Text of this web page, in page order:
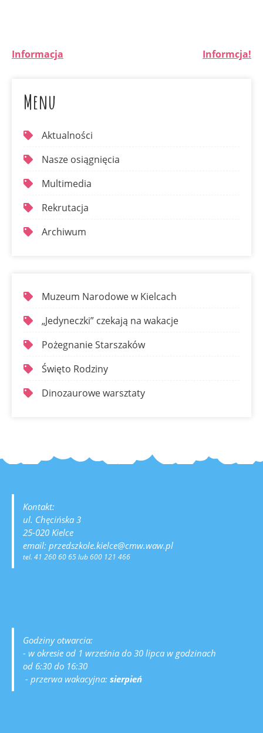
Informacja Informcja!
Menu
Aktualności
Nasze osiągnięcia
Multimedia
Rekrutacja
Archiwum
Muzeum Narodowe w Kielcach
„Jedyneczki” czekają na wakacje
Pożegnanie Starszaków
Święto Rodziny
Dinozaurowe warsztaty
Kontakt:
ul. Chęcińska 3
25-020 Kielce
email: przedszkole.kielce@cmw.waw.pl
tel. 41 260 60 65 lub 600 121 466
Godziny otwarcia:
- w okresie od 1 września do 30 lipca w godzinach
od 6:30 do 16:30
- przerwa wakacyjna: sierpień